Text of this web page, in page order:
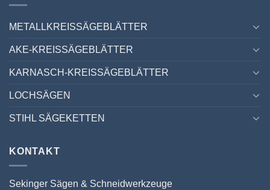
METALLKREISSÄGEBLÄTTER
AKE-KREISSÄGEBLÄTTER
KARNASCH-KREISSÄGEBLÄTTER
LOCHSÄGEN
STIHL SÄGEKETTEN
KONTAKT
Sekinger Sägen & Schneidwerkzeuge